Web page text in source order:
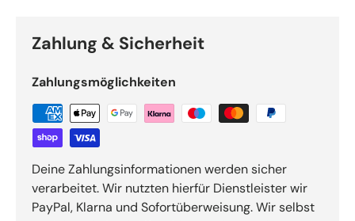
Zahlung & Sicherheit
Zahlungsmöglichkeiten
Deine Zahlungsinformationen werden sicher
verarbeitet. Wir nutzten hierfür Dienstleister wir
PayPal, Klarna und Sofortüberweisung. Wir selbst